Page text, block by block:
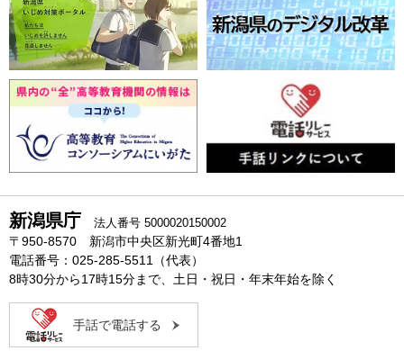
新潟県庁 法人番号 5000020150002
〒950-8570 新潟市中央区新光町4番地1
電話番号：025-285-5511（代表）
8時30分から17時15分まで、土日・祝日・年末年始を除く
手話で電話する